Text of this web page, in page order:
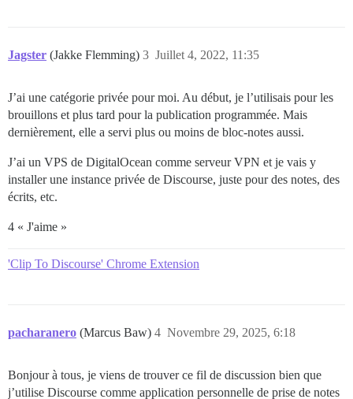
Jagster (Jakke Flemming) Juillet 4, 2022, 11:35
3
J’ai une catégorie privée pour moi. Au début, je l’utilisais pour les
brouillons et plus tard pour la publication programmée. Mais
dernièrement, elle a servi plus ou moins de bloc-notes aussi.
J’ai un VPS de DigitalOcean comme serveur VPN et je vais y
installer une instance privée de Discourse, juste pour des notes, des
écrits, etc.
4 « J'aime »
'Clip To Discourse' Chrome Extension
pacharanero (Marcus Baw) Novembre 29, 2025, 6:18
4
Bonjour à tous, je viens de trouver ce fil de discussion bien que
j’utilise Discourse comme application personnelle de prise de notes